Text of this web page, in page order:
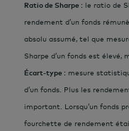
Ratio de Sharpe : le ratio de
rendement d’un fonds
absolu assumé, tel que
Sharpe d’un fonds est élevé,
Écart-type : mesure
d’un fonds. Plus les
important. Lorsqu’un fonds
fourchette de rendement